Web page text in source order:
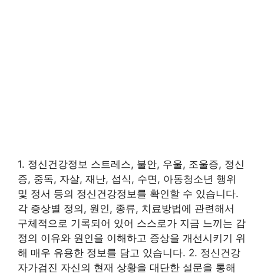
1. 정신건강정보 스트레스, 불안, 우울, 조울증, 정신
증, 중독, 자살, 재난, 섭식, 수면, 아동청소년 행위
및 정서 등의 정신건강정보를 확인할 수 있습니다.
각 증상별 정의, 원인, 종류, 치료방법에 관련해서
구체적으로 기록되어 있어 스스로가 지금 느끼는 감
정의 이유와 원인을 이해하고 증상을 개선시키기 위
해 매우 유용한 정보를 담고 있습니다. 2. 정신건강
자가검진 자신의 현재 상황을 대단한 설문을 통해